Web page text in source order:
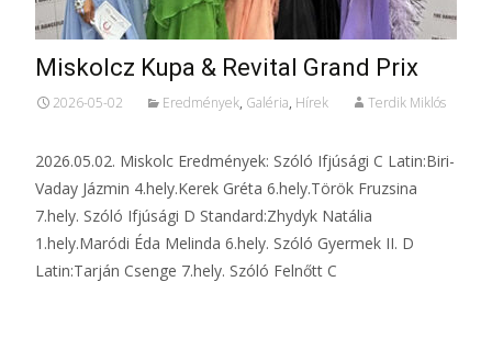
Miskolcz Kupa & Revital Grand Prix
2026-05-02 Eredmények, Galéria, Hírek Terdik Miklós
2026.05.02. Miskolc Eredmények: Szóló Ifjúsági C Latin:Biri-
Vaday Jázmin 4.hely.Kerek Gréta 6.hely.Török Fruzsina
7.hely. Szóló Ifjúsági D Standard:Zhydyk Natália
1.hely.Maródi Éda Melinda 6.hely. Szóló Gyermek II. D
Latin:Tarján Csenge 7.hely. Szóló Felnőtt C